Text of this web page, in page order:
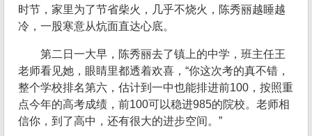
时节，家里为了节省柴火，几乎不烧火，陈秀丽越睡越
冷，一股寒意从炕面直达心底。
第二日一大早，陈秀丽去了镇上的中学，班主任王
老师看见她，眼睛里都透着欢喜，“你这次考的真不错，
整个学校排名第六，估计到一中也能排进前100，按照重
点今年的高考成绩，前100可以稳进985的院校。老师相
信你，到了高中，还有很大的进步空间。”